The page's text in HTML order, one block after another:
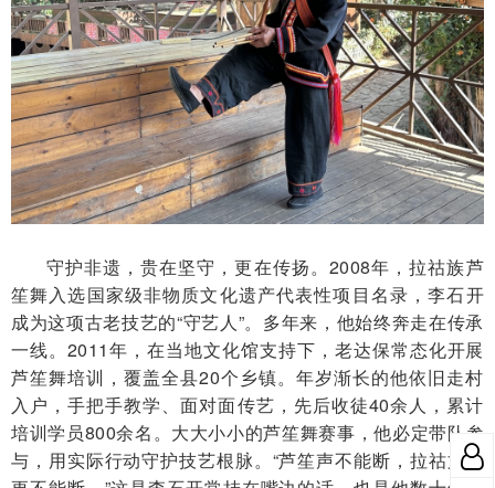
守护非遗，贵在坚守，更在传扬。2008年，拉祜族芦
笙舞入选国家级非物质文化遗产代表性项目名录，李石开
成为这项古老技艺的“守艺人”。多年来，他始终奔走在传承
一线。2011年，在当地文化馆支持下，老达保常态化开展
芦笙舞培训，覆盖全县20个乡镇。年岁渐长的他依旧走村
入户，手把手教学、面对面传艺，先后收徒40余人，累计
培训学员800余名。大大小小的芦笙舞赛事，他必定带队参
与，用实际行动守护技艺根脉。“芦笙声不能断，拉祜文化